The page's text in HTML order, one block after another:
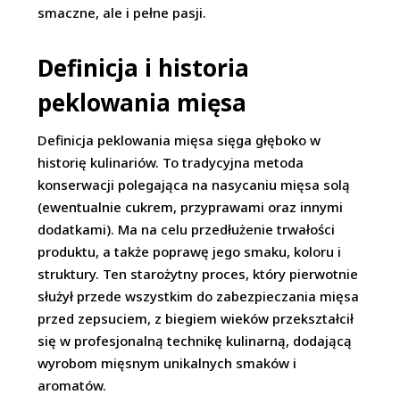
smaczne, ale i pełne pasji.
Definicja i historia
peklowania mięsa
Definicja peklowania mięsa sięga głęboko w
historię kulinariów. To tradycyjna metoda
konserwacji polegająca na nasycaniu mięsa solą
(ewentualnie cukrem, przyprawami oraz innymi
dodatkami). Ma na celu przedłużenie trwałości
produktu, a także poprawę jego smaku, koloru i
struktury. Ten starożytny proces, który pierwotnie
służył przede wszystkim do zabezpieczania mięsa
przed zepsuciem, z biegiem wieków przekształcił
się w profesjonalną technikę kulinarną, dodającą
wyrobom mięsnym unikalnych smaków i
aromatów.